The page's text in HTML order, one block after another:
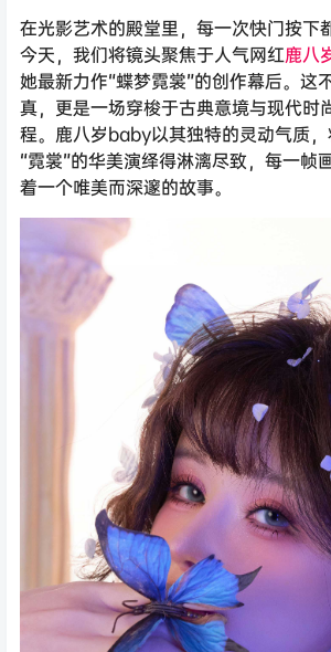
在光影艺术的殿堂里，每一次快门按下
今天，我们将镜头聚焦于人气网红鹿八
她最新力作“蝶梦霓裳”的创作幕后。这
真，更是一场穿梭于古典意境与现代时
程。鹿八岁baby以其独特的灵动气质，
“霓裳”的华美演绎得淋漓尽致，每一帧
着一个唯美而深邃的故事。